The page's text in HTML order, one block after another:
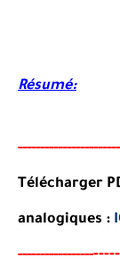
Résumé:
-------------------
Télécharger
analogiques :
-------------------